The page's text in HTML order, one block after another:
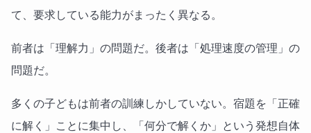
て、要求している能力がまったく異なる。
前者は「理解力」の問題だ。後者は「処理速度の管理」の
問題だ。
多くの子どもは前者の訓練しかしていない。宿題を「正確
に解く」ことに集中し、「何分で解くか」という発想自体